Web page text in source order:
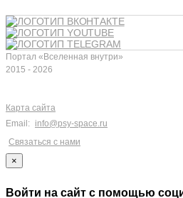
Портал «Вселенная внутри»
2015 - 2026
Карта сайта
Email: info@psy-space.ru
Связаться с нами
×
Войти на сайт с помощью